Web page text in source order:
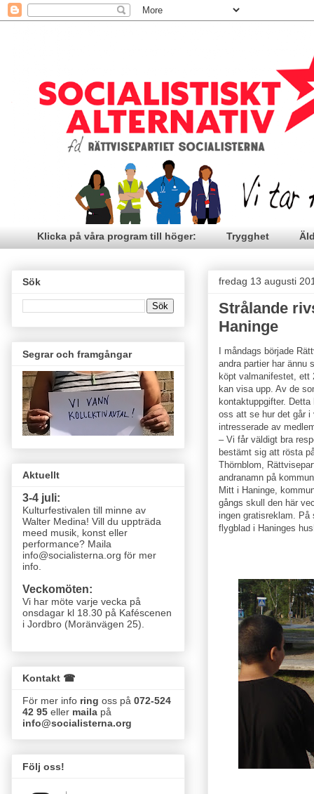
Klicka på våra program till höger: Trygghet
fredag 13 augusti
Strålande
Haninge
I måndags började
andra partier har ännu
köpt valmanifestet, ett
kan visa upp. Av de
kontaktuppgifter.
oss att se hur det går
intresserade av
– Vi får väldigt bra
bestämt sig att rösta
Thörnblom,
andranamn på
Mitt i Haninge,
gångs skull den här
ingen gratisreklam. På
flygblad i Haninges
Sök
Segrar och framgångar
Aktuellt
3-4 juli:
Kulturfestivalen till minne av
Walter Medina! Vill du uppträda
meed musik, konst eller
performance? Maila
info@socialisterna.org för mer
info.
Veckomöten:
Vi har möte varje vecka på
onsdagar kl 18.30 på Kaféscenen
i Jordbro (Moränvägen 25)
Kontakt ☎
För mer info ring oss på 072-524
42 95 eller maila på
info@socialisterna.org
Följ oss!